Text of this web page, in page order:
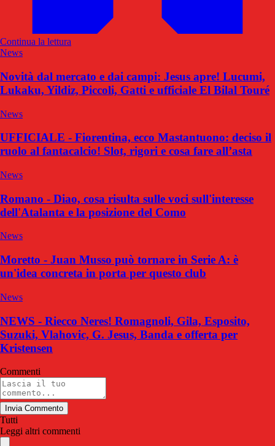
Continua la lettura
News
Novità dal mercato e dai campi: Jesus apre! Lucumi,
Lukaku, Yildiz, Piccoli, Gatti e ufficiale El Bilal Touré
News
UFFICIALE - Fiorentina, ecco Mastantuono: deciso il
ruolo al fantacalcio! Slot, rigori e cosa fare all’asta
News
Romano - Diao, cosa risulta sulle voci sull'interesse
dell'Atalanta e la posizione del Como
News
Moretto - Juan Musso può tornare in Serie A: è
un'idea concreta in porta per questo club
News
NEWS - Riecco Neres! Romagnoli, Gila, Esposito,
Suzuki, Vlahovic, G. Jesus, Banda e offerta per
Kristensen
Commenti
Invia Commento
Tutti
Leggi altri commenti